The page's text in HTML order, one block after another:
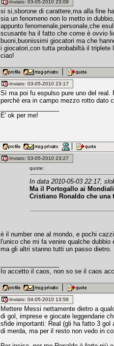
Inviato: 03-05-2010 23:09
si si,sborone di carattere,ma alla fine
sia un fenomeno non lo metto in
appunto fenomenale,personale,che
scusante ha il fatto che come è ovvio
buoni,buonissimi giocatori ma che
i giocatori,con tutta probabiltà il
ciao!
Inviato: 03-05-2010 23:17
Sì ma poi fu espulso pure uno del
perché era in campo mezzo rotto dato
E' ok per me!
Inviato: 03-05-2010 23:27
quote:
In data 2010-05-03 22:17,
Ma il Portogallo ai
Cristiano Ronaldo che
è il number one al mondo, e pochi
l'unico che mi fa venire qualche dubbio
ma gli altri stanno tutti un passo dietro.
Io accetto il caos, non so se il caos
Inviato: 04-05-2010 13:56
Mettere Messi nettamente dietro a
di gol, imprese e giocate leggendarie
sfide importanti: Real (gli ha fatto 3 gol
di merda, ma per il resto non vedo in